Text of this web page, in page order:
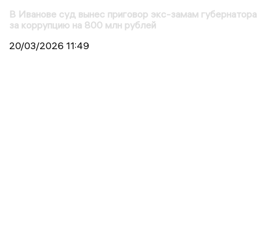
В Иванове суд вынес приговор экс-замам губернатора
за коррупцию на 800 млн рублей
20/03/2026 11:49